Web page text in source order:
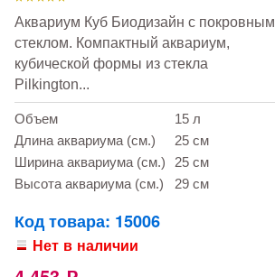
Аквариум Куб Биодизайн с покровным
стеклом. Компактный аквариум,
кубической формы из стекла
Pilkington...
Объем
15 л
Длина аквариума (см.)
25 см
Ширина аквариума (см.)
25 см
Высота аквариума (см.)
29 см
Код товара: 15006
Нет в наличии